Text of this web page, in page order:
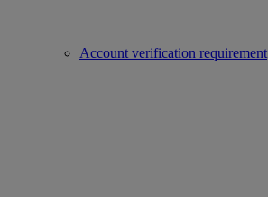
Account verification requirement